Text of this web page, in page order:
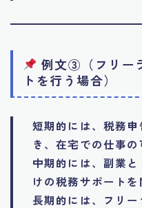
例文③（フリー
トを行う場合）
短期的には、税務
き、在宅での仕事の
中期的には、副業
けの税務サポートを
長期的には、フリ